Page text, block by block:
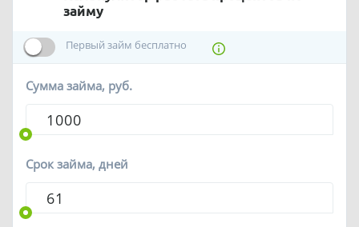
займу
Первый займ бесплатно
Сумма займа, руб.
Срок займа, дней